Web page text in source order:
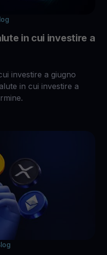
in cui investire a
investire a giugno
in cui investire a